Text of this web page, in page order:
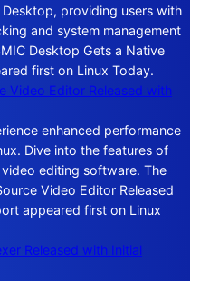
providing users with
and system management
Desktop Gets a Native
first on Linux Today.
Video Editor Released with
enhanced performance
Dive into the features of
editing software. The
Video Editor Released
appeared first on Linux
Released with Initial